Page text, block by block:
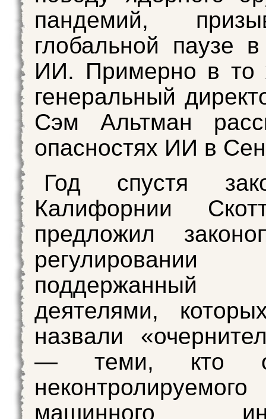
пандемий,
глобальной паузе
ИИ. Примерно в то
генеральный
Сэм Альтман
опасностях ИИ в
Год спустя
Калифорнии
предложил
поддержанный
деятелями,
назвали
— теми, кто
машинного